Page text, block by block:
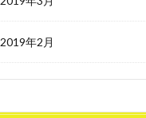
2019年2月